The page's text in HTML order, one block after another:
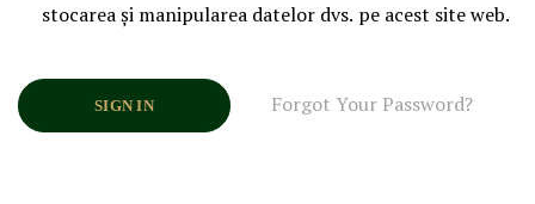
stocarea și manipularea datelor dvs. pe acest site web.
SIGN IN Forgot Your Password?